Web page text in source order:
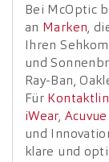
Bei McOptic
an Marken,
Ihren
und
Ray-Ban,
Für
iWear, Acuvue
und
klare und